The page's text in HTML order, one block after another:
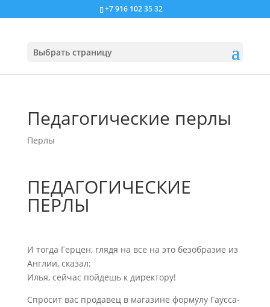
+7 916 102 35 32
Выбрать страницу
Педагогические перлы
Перлы
ПЕДАГОГИЧЕСКИЕ
ПЕРЛЫ
И тогда Герцен, глядя на все на это безобразие из
Англии, сказал:
Илья, сейчас пойдешь к директору!
Спросит вас продавец в магазине формулу Гаусса-